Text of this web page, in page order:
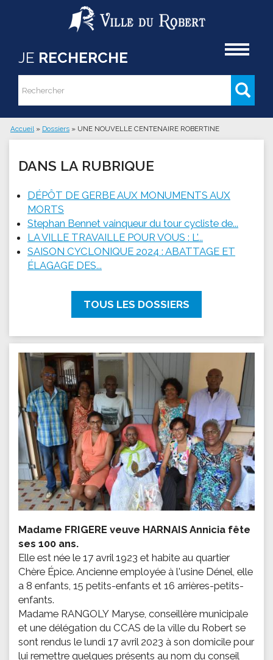
Aller au contenu principal
JE RECHERCHE
Formulaire de recherche
Rechercher
Vous êtes ici
Accueil » Dossiers » UNE NOUVELLE CENTENAIRE ROBERTINE
DANS LA RUBRIQUE
DÉPÔT DE GERBE AUX MONUMENTS AUX
MORTS
Stephan Bennet vainqueur du tour cycliste de...
LA VILLE TRAVAILLE POUR VOUS : L'...
SAISON CYCLONIQUE 2024 : ABATTAGE ET
ÉLAGAGE DES...
TOUS LES DOSSIERS
Madame FRIGERE veuve HARNAIS Annicia fête
ses 100 ans.
Elle est née le 17 avril 1923 et habite au quartier
Chère Épice. Ancienne employée à l'usine Dénel, elle
a 8 enfants, 15 petits-enfants et 16 arrières-petits-
enfants.
Madame RANGOLY Maryse, conseillère municipale
et une délégation du CCAS de la ville du Robert se
sont rendus le lundi 17 avril 2023 à son domicile pour
lui remettre quelques présents au nom du conseil